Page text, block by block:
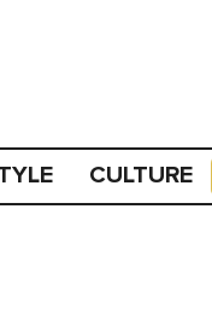
CULTURE